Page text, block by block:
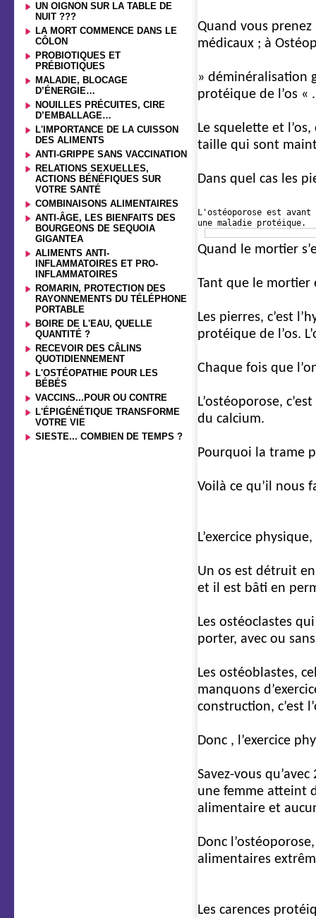
UN OIGNON SUR LA TABLE DE
NUIT ???
LA MORT COMMENCE DANS LE
CÔLON
PROBIOTIQUES ET
PRÉBIOTIQUES
MALADIE, BLOCAGE
D’ÉNERGIE…
NOUILLES PRÉCUITES, CIRE
D’EMBALLAGE…
L'IMPORTANCE DE LA CUISSON
DES ALIMENTS
ANTI-GRIPPE SANS VACCINATION
RELATIONS SEXUELLES,
ACTIONS BÉNÉFIQUES SUR
VOTRE SANTÉ
COMBINAISONS ALIMENTAIRES
ANTI-ÂGE, LES BIENFAITS DES
BOURGEONS DE SEQUOIA
GIGANTEA
ALIMENTS ANTI-
INFLAMMATOIRES ET PRO-
INFLAMMATOIRES
ROMARIN, PROTECTION DES
RAYONNEMENTS DU TÉLÉPHONE
PORTABLE
BOIRE DE L'EAU, QUELLE
QUANTITÉ ?
RECEVOIR DES CÂLINS
QUOTIDIENNEMENT
L'OSTÉOPATHIE POUR LES
BÉBÉS
VACCINS...POUR OU CONTRE
L'ÉPIGÉNÉTIQUE TRANSFORME
VOTRE VIE
SIESTE... COMBIEN DE TEMPS ?
Quand vous
médicaux ; à
» déminéralisation
protéique de l’os « .
Le squelette et
taille qui sont
Dans quel cas les
L'ostéoporose est
une maladie protéique.
Quand le mortier
Tant que le mortier
Les pierres, c’est
protéique de l’os.
Chaque fois que
L’ostéoporose,
du calcium.
Pourquoi la trame
Voilà ce qu’il nous
L’exercice
Un os est détruit
et il est bâti en
Les ostéoclastes
porter, avec ou
Les ostéoblastes,
manquons
construction, c’est
Donc , l’exercice
Savez-vous
une femme atteint
alimentaire et
Donc
alimentaires
Les carences